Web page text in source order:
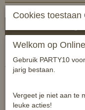
Verstelbaar aan kopstuk
Reacties
Cookies toestaan
Welkom op
Gebruik PARTY10
jarig bestaan.
Vergeet je niet aan te
leuke acties!